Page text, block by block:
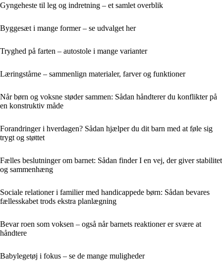
Gyngeheste til leg og indretning – et samlet overblik
Byggesæt i mange former – se udvalget her
Tryghed på farten – autostole i mange varianter
Læringstårne – sammenlign materialer, farver og funktioner
Når børn og voksne støder sammen: Sådan håndterer du konflikter på
en konstruktiv måde
Forandringer i hverdagen? Sådan hjælper du dit barn med at føle sig
trygt og støttet
Fælles beslutninger om barnet: Sådan finder I en vej, der giver stabilitet
og sammenhæng
Sociale relationer i familier med handicappede børn: Sådan bevares
fællesskabet trods ekstra planlægning
Bevar roen som voksen – også når barnets reaktioner er svære at
håndtere
Babylegetøj i fokus – se de mange muligheder